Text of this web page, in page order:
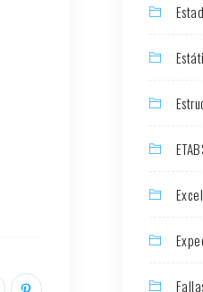
Excel